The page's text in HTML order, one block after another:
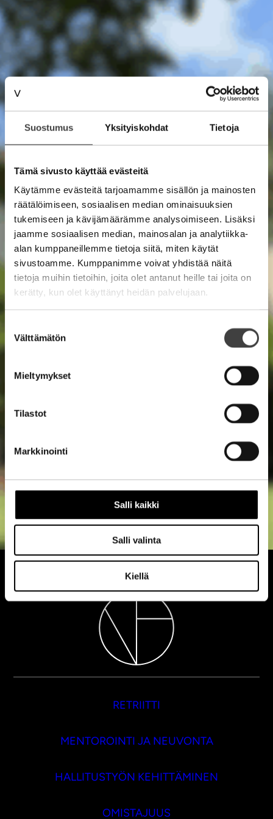
Suostumus Yksityiskohdat Tietoja
Tämä sivusto käyttää evästeitä
Käytämme evästeitä tarjoamamme sisällön ja mainosten
räätälöimiseen, sosiaalisen median ominaisuuksien
tukemiseen ja kävijämäärämme analysoimiseen. Lisäksi
jaamme sosiaalisen median, mainosalan ja analytiikka-
alan kumppaneillemme tietoja siitä, miten käytät
sivustoamme. Kumppanimme voivat yhdistää näitä
tietoja muihin tietoihin, joita olet antanut heille tai joita on
kerätty, kun olet käyttänyt heidän palvelujaan.
valinta
Välttämätön
Mieltymykset
Tilastot
Markkinointi
Salli kaikki
Salli valinta
Kiellä
RETRIITTI
MENTOROINTI JA NEUVONTA
HALLITUSTYÖN KEHITTÄMINEN
OMISTAJUUS